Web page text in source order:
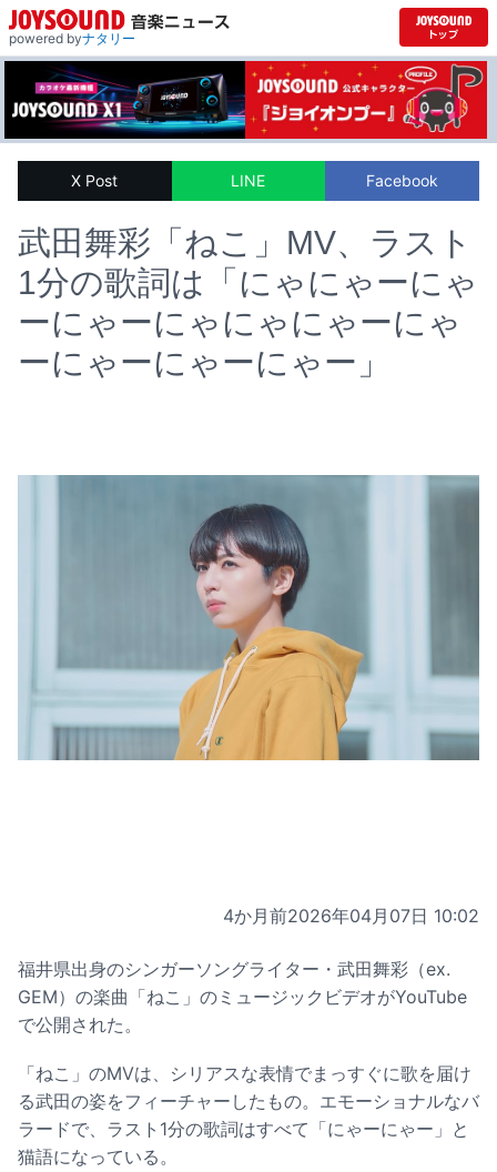
powered byナタリー
X Post LINE Facebook
武田舞彩「ねこ」MV、ラスト
1分の歌詞は「にゃにゃーにゃ
ーにゃーにゃにゃにゃーにゃ
ーにゃーにゃーにゃー」
4か月前2026年04月07日 10:02
福井県出身のシンガーソングライター・武田舞彩（ex.
GEM）の楽曲「ねこ」のミュージックビデオがYouTube
で公開された。
「ねこ」のMVは、シリアスな表情でまっすぐに歌を届け
る武田の姿をフィーチャーしたもの。エモーショナルなバ
ラードで、ラスト1分の歌詞はすべて「にゃーにゃー」と
猫語になっている。